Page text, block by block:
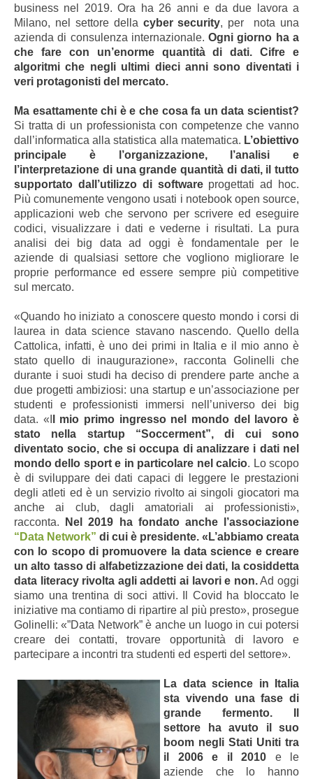
business nel 2019. Ora ha 26 anni e da due lavora a
Milano, nel settore della cyber security, per nota una
azienda di consulenza internazionale.Ogni giorno ha a
che fare con un’enorme quantità di dati. Cifre e
algoritmi che negli ultimi dieci anni sono diventati i
veri protagonisti del mercato.
Ma esattamente chi è e che cosa fa un data scientist?
Si tratta di un professionista con competenze che vanno
dall’informatica alla statistica alla matematica. L’obiettivo
principale è l’organizzazione, l’analisi e
l’interpretazione di una grande quantità di dati, il tutto
supportato dall’utilizzo di softwareprogettati ad hoc.
Più comunemente vengono usati i notebook open source,
applicazioni web che servono per scrivere ed eseguire
codici, visualizzare i dati e vederne i risultati. La pura
analisi dei big data ad oggi è fondamentale per le
aziende di qualsiasi settore che vogliono migliorare le
proprie performance ed essere sempre più competitive
sul mercato.
«Quando ho iniziato a conoscere questo mondo i corsi di
laurea in data science stavano nascendo. Quello della
Cattolica, infatti, è uno dei primi in Italia e il mio anno è
stato quello di inaugurazione», racconta Golinelli che
durante i suoi studi ha deciso di prendere parte anche a
due progetti ambiziosi: una startup e un’associazione per
studenti e professionisti immersi nell’universo dei big
data. «I
l mio primo ingresso nel mondo del lavoro è
stato nella startup “Soccerment”, di cui sono
diventato socio, che si occupa di analizzare i dati nel
mondo dello sport e in particolare nel calcio. Lo scopo
è di sviluppare dei dati capaci di leggere le prestazioni
degli atleti ed è un servizio rivolto ai singoli giocatori ma
anche ai club, dagli amatoriali ai professionisti»,
racconta.
Nel 2019 ha fondato anche l’associazione
“Data Network” di cui è presidente. «L’abbiamo creata
con lo scopo di promuovere la data science e creare
un alto tasso di alfabetizzazione dei dati, la cosiddetta
data literacy rivolta agli addetti ai lavori e non.Ad oggi
siamo una trentina di soci attivi. Il Covid ha bloccato le
iniziative ma contiamo di ripartire al più presto», prosegue
Golinelli: «”Data Network” è anche un luogo in cui potersi
creare dei contatti, trovare opportunità di lavoro e
partecipare a incontri tra studenti ed esperti del settore».
La data science in Italia
sta vivendo una fase di
grande fermento. Il
settore ha avuto il suo
boom negli Stati Uniti tra
il 2006 e il 2010 e le
aziende che lo hanno